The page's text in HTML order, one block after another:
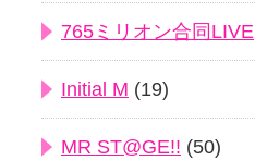
765ミリオン合同LIVE
Initial M (19)
MR ST@GE!! (50)